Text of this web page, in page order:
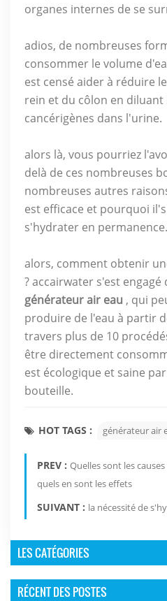
organes internes de se
adios, de nombreuses
consommer le volume
est censé aider à réduire
rein et du côlon en diluant
cancérigènes dans l'urine.
alors là, vous pourriez
delà de ces nombreuses
nombreuses autres
est efficace et pourquoi
s'hydrater en permanence.
alors, comment obtenir
?accairwater s'est
générateur air eau , qui
produire de l'eau à partir
travers plus de 10
être directement
est écologique et saine
bouteille.
HOT TAGS : générateur air
PREV : Quelles sont les
quels en sont les effets
SUIVANT : la nécessité de
LES CATÉGORIES
RÉCENT DES POSTES